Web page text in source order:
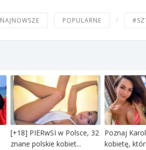
NAJNOWSZE POPULARNE /
[+18] PIERwSI w Polsce, 32
znane polskie kobiet...
Poznaj
kobietę,